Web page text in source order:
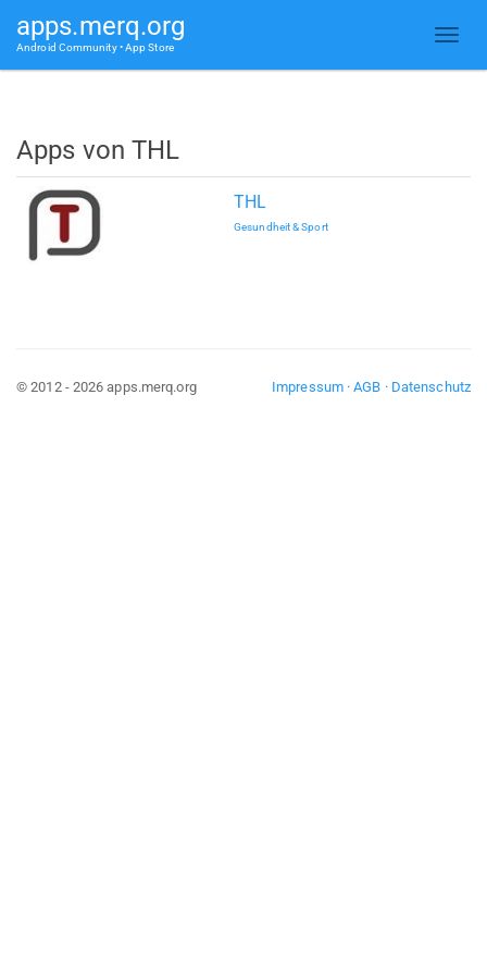
apps.merq.org
Android Community • App Store
Apps von THL
THL
Gesundheit & Sport
Impressum·AGB · Datenschutz
© 2012 - 2026 apps.merq.org